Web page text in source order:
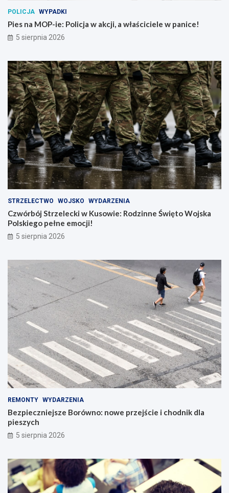
POLICJA WYPADKI
Pies na MOP-ie: Policja w akcji, a właściciele w panice!
5 sierpnia 2026
STRZELECTWO WOJSKO WYDARZENIA
Czwórbój Strzelecki w Kusowie: Rodzinne Święto Wojska
Polskiego pełne emocji!
5 sierpnia 2026
REMONTY WYDARZENIA
Bezpieczniejsze Borówno: nowe przejście i chodnik dla
pieszych
5 sierpnia 2026